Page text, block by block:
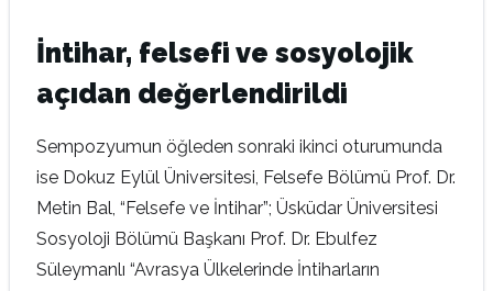
İntihar, felsefi ve sosyolojik
açıdan değerlendirildi
Sempozyumun öğleden sonraki ikinci oturumunda
ise Dokuz Eylül Üniversitesi, Felsefe Bölümü Prof. Dr.
Metin Bal, “Felsefe ve İntihar”; Üsküdar Üniversitesi
Sosyoloji Bölümü Başkanı Prof. Dr. Ebulfez
Süleymanlı “Avrasya Ülkelerinde İntiharların